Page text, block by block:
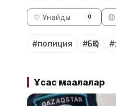
🤍 Ұнайды 0
#полиция #БҚО
Ұқсас мақалалар